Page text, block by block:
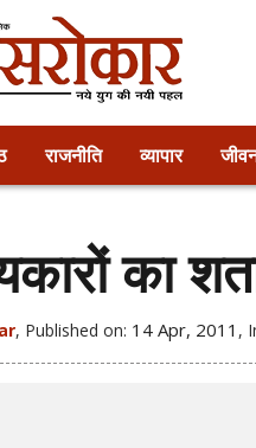
राजनीति व्यापार
का
, Published on: 14 Apr, 2011 ,